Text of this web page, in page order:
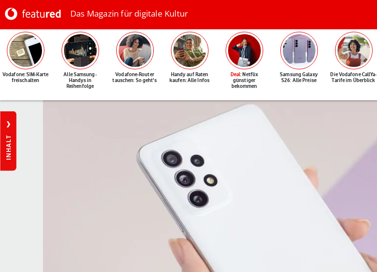
Das Magazin für digitale Kultur
Vodafone: SIM-Karte
freischalten
Alle Samsung-
Handys in
Reihenfolge
Vodafone-Router
tauschen: So geht's
Handy auf Raten
kaufen: Alle Infos
Deal: Netflix
günstiger
bekommen
Samsung Galaxy
S26: Alle Preise
Die Vodafone CallYa-
Tarife im Überblick
INHALT